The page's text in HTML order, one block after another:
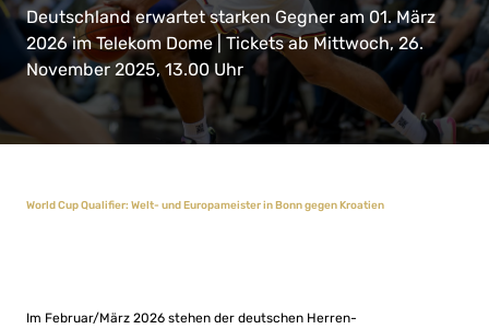
Deutschland erwartet starken Gegner am 01. März
2026 im Telekom Dome | Tickets ab Mittwoch, 26.
November 2025, 13.00 Uhr
World Cup Qualifier: Welt- und Europameister in Bonn gegen Kroatien
Im Februar/März 2026 stehen der deutschen Herren-